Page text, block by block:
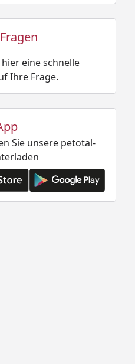
hier eine schnelle
Ihre Frage.
Sie unsere petotal-